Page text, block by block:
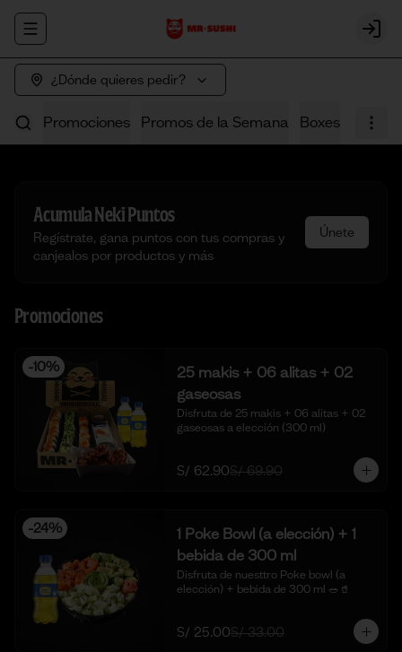
Abrir menu de navegación Login
¿Dónde quieres pedir?
Promociones Promos de la Semana Boxes Poke
AcumulaNeki Puntos
Regístrate, gana puntos con tus compras y
canjealos por productos y más
Únete
Promociones
-10%
25 makis + 06 alitas + 02
gaseosas
Disfruta de 25 makis + 06 alitas + 02
gaseosas a elección (300 ml)
S/ 62.90S/ 69.90
-24%
1 Poke Bowl (a elección) + 1
bebida de 300 ml
Disfruta de nuesttro Poke bowl (a
elección) + bebida de 300 ml 🥗🥤
S/ 25.00S/ 33.00